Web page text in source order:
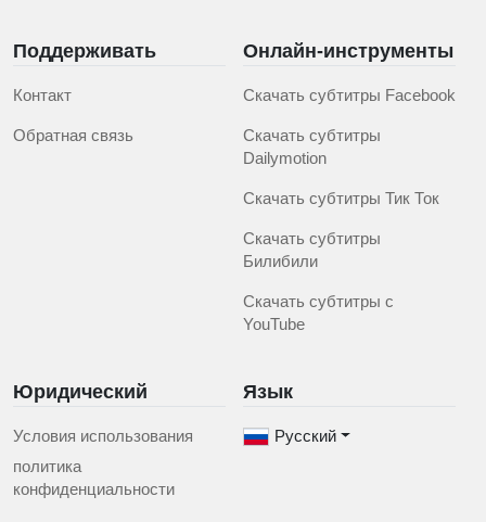
Поддерживать
Контакт
Обратная связь
Онлайн-инструменты
Скачать субтитры Facebook
Скачать субтитры
Dailymotion
Скачать субтитры Тик Ток
Скачать субтитры
Билибили
Скачать субтитры с
YouTube
Юридический
Условия использования
политика
конфиденциальности
Язык
Русский